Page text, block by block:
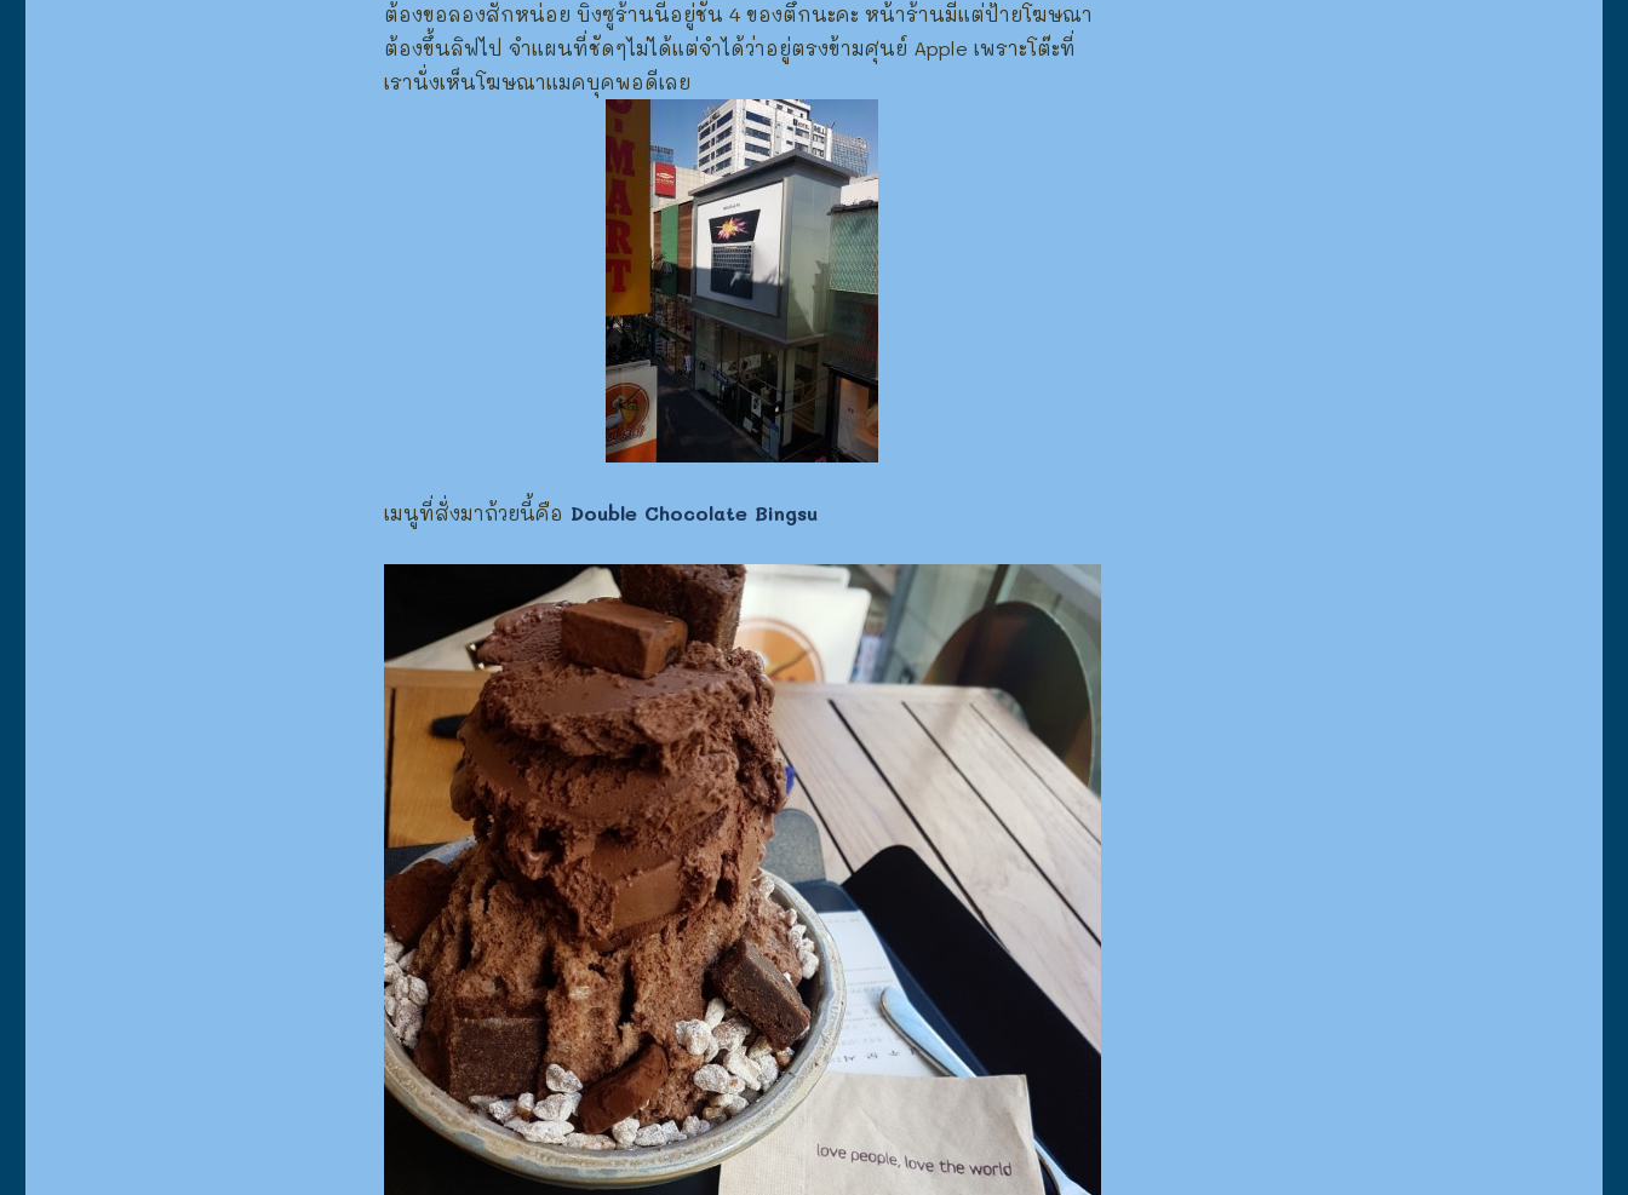
ต้องขอลองสักหน่อย บิงซูร้านนี้อยู่ชั้น 4 ของตึกนะคะ หน้าร้านมีแต่ป้ายโฆษณา
ต้องขึ้นลิฟไป จำแผนที่ชัดๆไม่ได้แต่จำได้ว่าอยู่ตรงข้ามศุนย์ Apple เพราะโต๊ะที่
เรานั่งเห็นโฆษณาแมคบุคพอดีเลย
เมนูที่สั่งมาถ้วยนี้คือ Double Chocolate Bingsu